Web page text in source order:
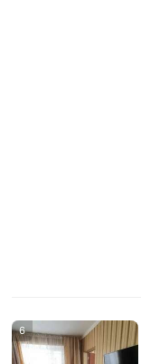
6